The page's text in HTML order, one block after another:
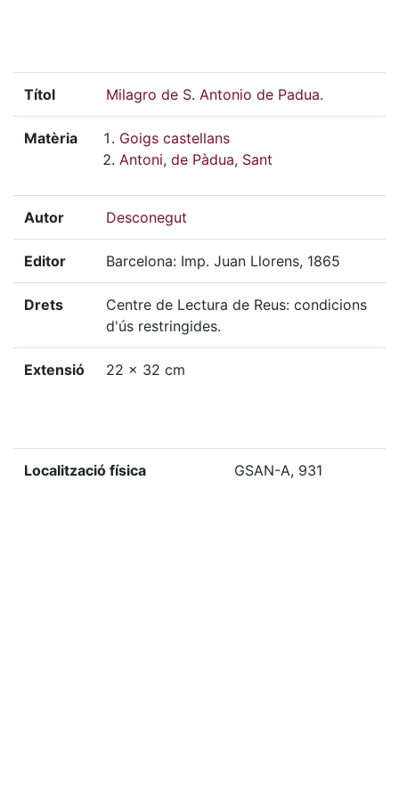
Títol Milagro de S. Antonio de Padua.
Matèria
Goigs castellans
Antoni, de Pàdua, Sant
Autor Desconegut
Editor Barcelona: Imp. Juan Llorens, 1865
Drets
Centre de Lectura de Reus: condicions
d'ús restringides.
Extensió 22 x 32 cm
Localització física GSAN-A, 931